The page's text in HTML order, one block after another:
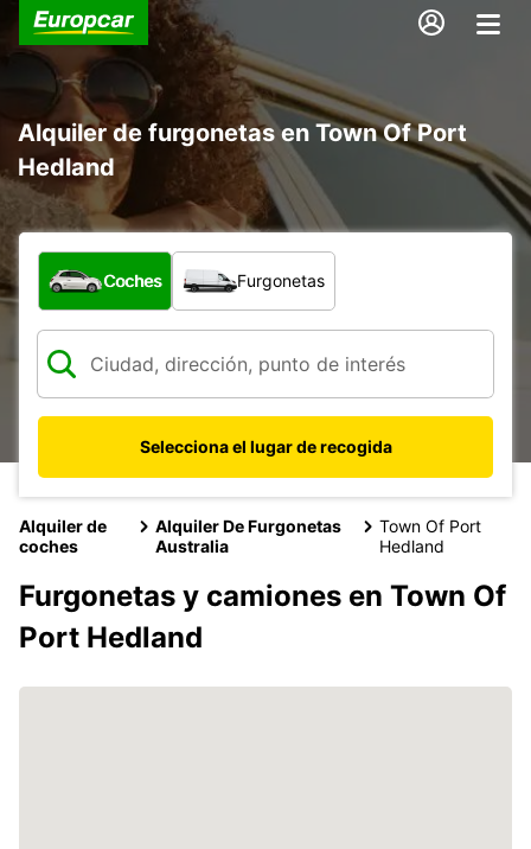
Alquiler de furgonetas en Town Of Port
Hedland
¿Qué tipo de vehículo?
Coches Furgonetas
Selecciona el lugar de recogida
Alquiler de
coches
Alquiler De Furgonetas
Australia
Town Of Port
Hedland
Furgonetas y camiones en Town Of
Port Hedland